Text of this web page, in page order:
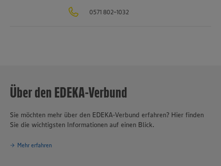
in Sachen Nachhaltigkeit und Klimaschutz. Seit über 100 Jahren ist
verantwortungsvolles und nachhaltiges Handeln
0571 802-1032
Über den EDEKA-Verbund
Sie möchten mehr über den EDEKA-Verbund erfahren? Hier finden
Sie die wichtigsten Informationen auf einen Blick.
Mehr erfahren